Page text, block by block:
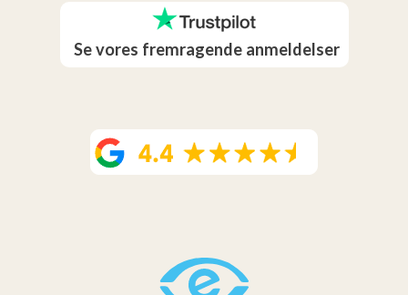
Se vores fremragende anmeldelser